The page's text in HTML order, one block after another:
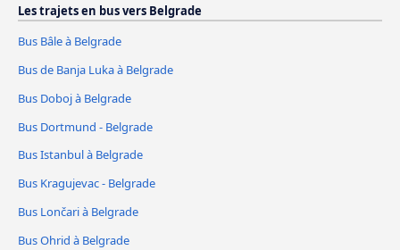
Les trajets en bus vers Belgrade
Bus Bâle à Belgrade
Bus de Banja Luka à Belgrade
Bus Doboj à Belgrade
Bus Dortmund - Belgrade
Bus Istanbul à Belgrade
Bus Kragujevac - Belgrade
Bus Lončari à Belgrade
Bus Ohrid à Belgrade